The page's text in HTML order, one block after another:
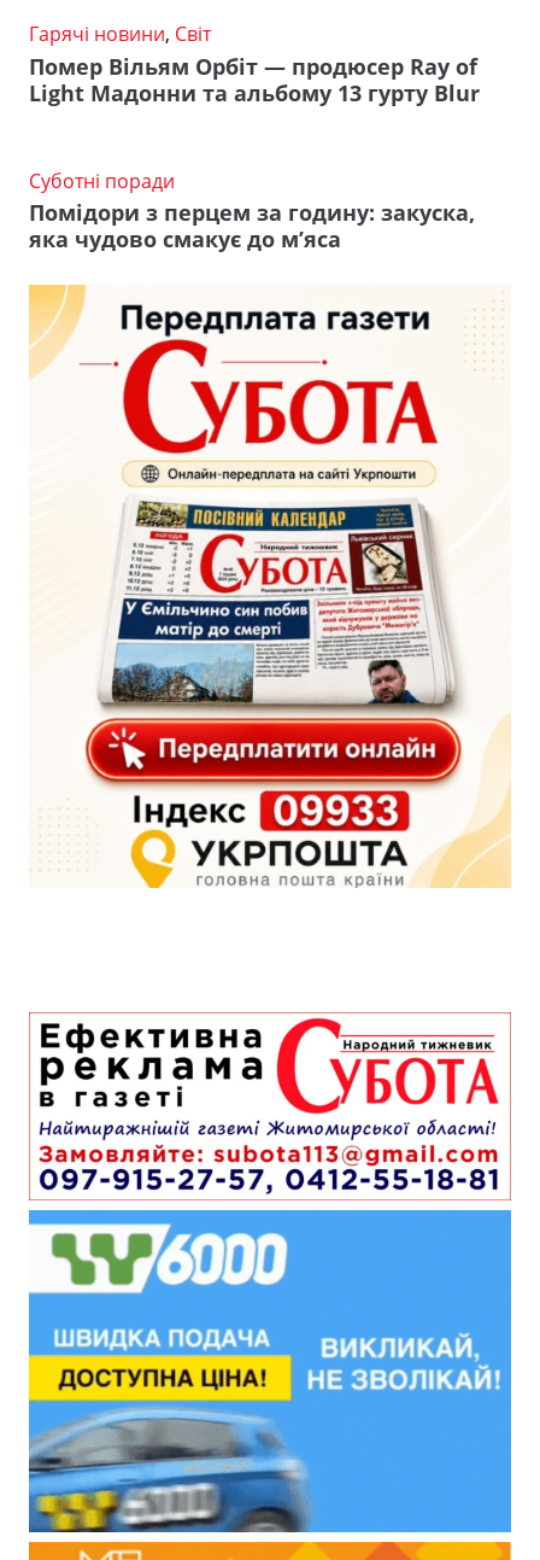
Гарячі новини, Світ
Помер Вільям Орбіт — продюсер Ray of
Light Мадонни та альбому 13 гурту Blur
Суботні поради
Помідори з перцем за годину: закуска,
яка чудово смакує до м’яса